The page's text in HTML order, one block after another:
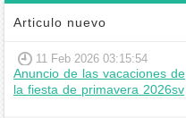
Articulo nuevo
11 Feb 2026 03:15:54
Anuncio de las vacaciones de
la fiesta de primavera 2026sv